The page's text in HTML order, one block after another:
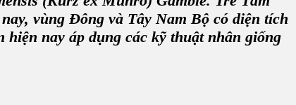
vùng Đông và Tây Nam Bộ có diện tích
hiện nay áp dụng các kỹ thuật nhân giống